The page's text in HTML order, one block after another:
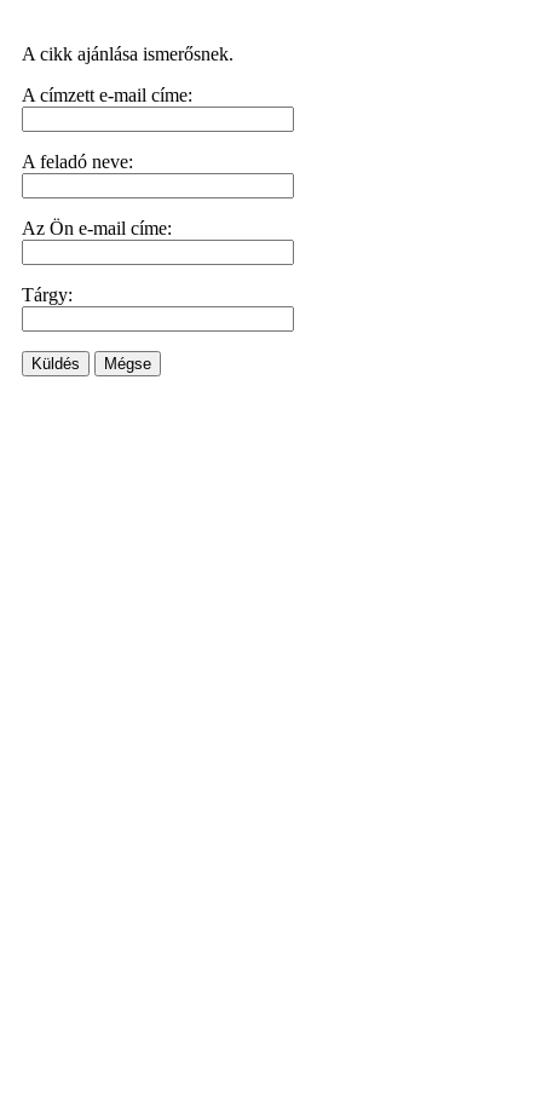
A cikk ajánlása ismerősnek.
A címzett e-mail címe:
A feladó neve:
Az Ön e-mail címe:
Tárgy:
Küldés Mégse